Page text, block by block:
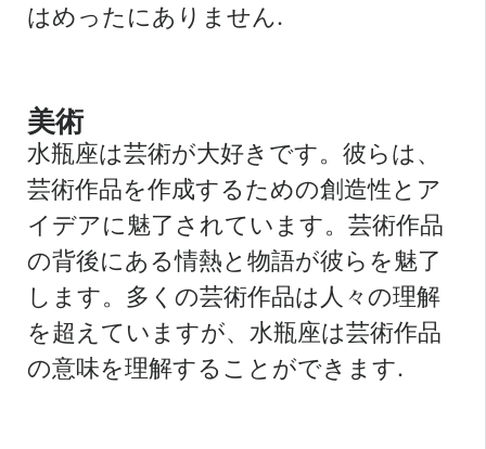
はめったにありません.
美術
水瓶座は芸術が大好きです。彼らは、
芸術作品を作成するための創造性とア
イデアに魅了されています。芸術作品
の背後にある情熱と物語が彼らを魅了
します。多くの芸術作品は人々の理解
を超えていますが、水瓶座は芸術作品
の意味を理解することができます.